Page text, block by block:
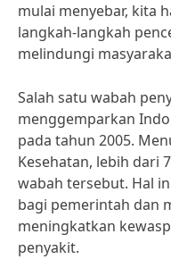
mulai menyebar, kita
langkah-langkah
melindungi
Salah satu wabah
menggemparkan
pada tahun 2005.
Kesehatan, lebih dari
wabah tersebut. Hal
bagi pemerintah dan
meningkatkan
penyakit.